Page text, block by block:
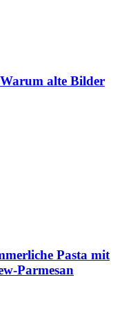
alte Bilder
Pasta mit
Parmesan